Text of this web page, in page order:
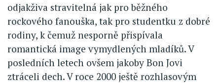
odjakživa stravitelná jak pro běžného
rockového fanouška, tak pro studentku z dobré
rodiny, k čemuž nesporně přispívala
romantická image vymydlených mladíků. V
posledních letech ovšem jakoby Bon Jovi
ztráceli dech. V roce 2000 ještě rozhlasovým